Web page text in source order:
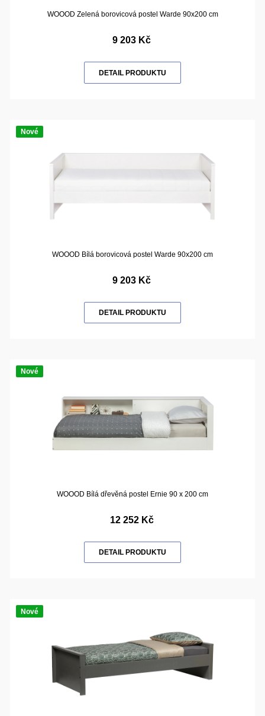
WOOOD Zelená borovicová postel Warde 90x200 cm
9 203 Kč
DETAIL PRODUKTU
Nové
WOOOD Bílá borovicová postel Warde 90x200 cm
9 203 Kč
DETAIL PRODUKTU
Nové
WOOOD Bílá dřevěná postel Ernie 90 x 200 cm
12 252 Kč
DETAIL PRODUKTU
Nové